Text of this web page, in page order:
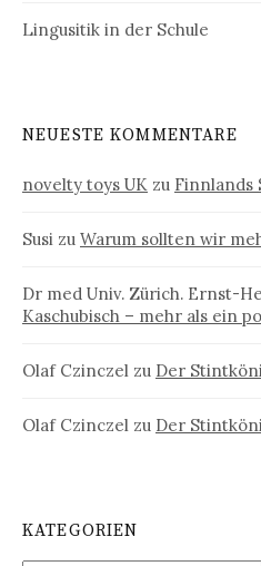
Lingusitik in der Schule
NEUESTE KOMMENTARE
novelty toys UK zu Finnlands
Susi zu Warum sollten wir
Dr med Univ. Zürich. Ernst-
Kaschubisch – mehr als ein
Olaf Czinczel zu Der
Olaf Czinczel zu Der
KATEGORIEN